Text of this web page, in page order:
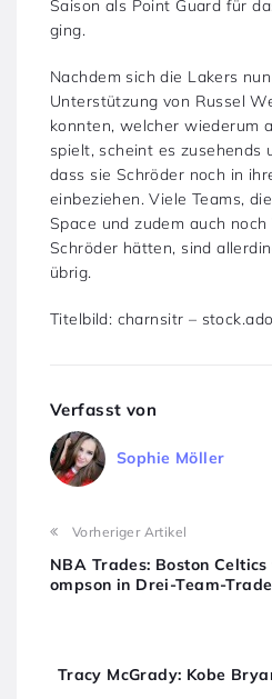
Saison als Point Guard für
ging.
Nachdem sich die Lakers
Unterstützung von Russel
konnten, welcher wiederum
spielt, scheint es zusehends
dass sie Schröder noch in
einbeziehen. Viele Teams,
Space und zudem auch
Schröder hätten, sind
übrig.
Titelbild: charnsitr –
Verfasst von
Sophie Möller
Vorheriger Artikel
NBA Trades: Boston
ompson in Drei-Team-Trade
Tracy McGrady: Kobe